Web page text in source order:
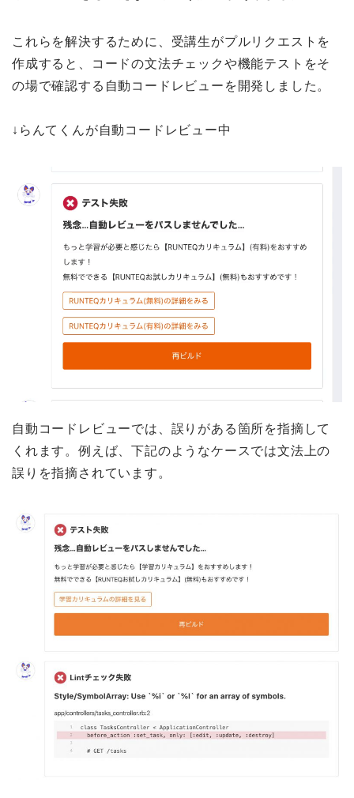
これらを解決するために、受講生がプルリクエストを
作成すると、コードの文法チェックや機能テストをそ
の場で確認する自動コードレビューを開発しました。
↓らんてくんが自動コードレビュー中
自動コードレビューでは、誤りがある箇所を指摘して
くれます。例えば、下記のようなケースでは文法上の
誤りを指摘されています。